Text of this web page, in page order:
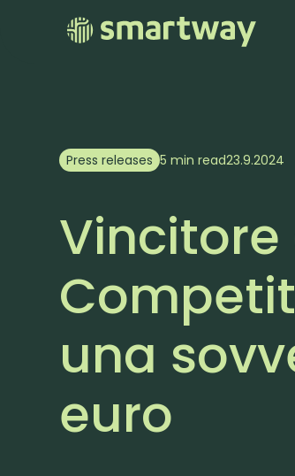
Press releases 5 min read23.9.2024
una
euro